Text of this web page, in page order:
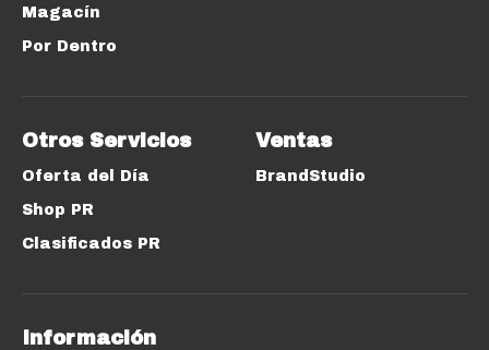
Magacín
Por Dentro
Otros Servicios
Oferta del Día
Shop PR
Clasificados PR
Ventas
BrandStudio
Información